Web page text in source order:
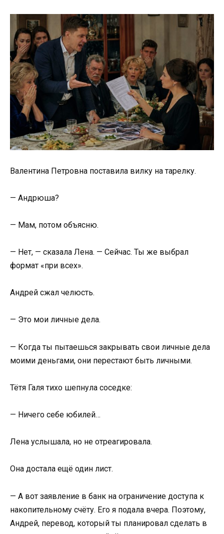
Валентина Петровна поставила вилку на тарелку.
— Андрюша?
— Мам, потом объясню.
— Нет, — сказала Лена. — Сейчас. Ты же выбрал
формат «при всех».
Андрей сжал челюсть.
— Это мои личные дела.
— Когда ты пытаешься закрывать свои личные дела
моими деньгами, они перестают быть личными.
Тётя Галя тихо шепнула соседке:
— Ничего себе юбилей…
Лена услышала, но не отреагировала.
Она достала ещё один лист.
— А вот заявление в банк на ограничение доступа к
накопительному счёту. Его я подала вчера. Поэтому,
Андрей, перевод, который ты планировал сделать в